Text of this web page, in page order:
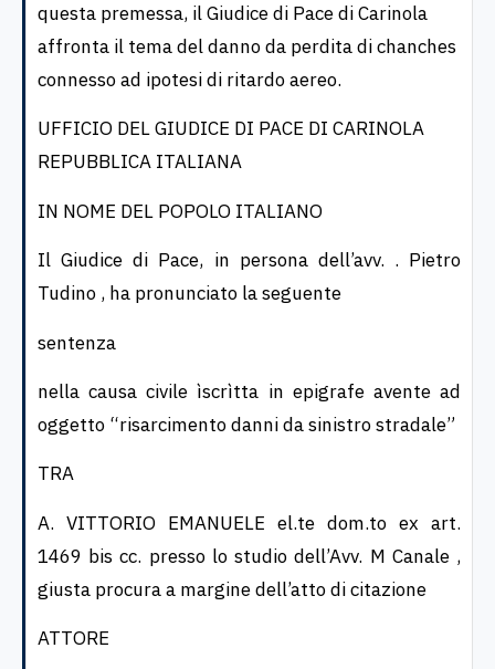
questa premessa, il Giudice di Pace di Carinola
affronta il tema del danno da perdita di chanches
connesso ad ipotesi di ritardo aereo.
UFFICIO DEL GIUDICE DI PACE DI CARINOLA
REPUBBLICA ITALIANA
IN NOME DEL POPOLO ITALIANO
Il Giudice di Pace, in persona dell’avv. . Pietro
Tudino , ha pronunciato la seguente
sentenza
nella causa civile ìscrìtta in epigrafe avente ad
oggetto “risarcimento danni da sinistro stradale”
TRA
A. VITTORIO EMANUELE el.te dom.to ex art.
1469 bis cc. presso lo studio dell’Avv. M Canale ,
giusta procura a margine dell’atto di citazione
ATTORE